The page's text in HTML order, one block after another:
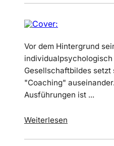
Vor dem Hintergrund
Gesellschaftbildes setzt
"Coaching"
Ausführungen ist ...
Weiterlesen